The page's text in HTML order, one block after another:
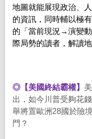
地圖就能展現政治、
的資訊，同時輔以極
的「當前現況→演變
際局勢的讀者，解讀
◎【美國終結霸權】
出，如今川普受夠花
舉將置歐洲28國於險
門？